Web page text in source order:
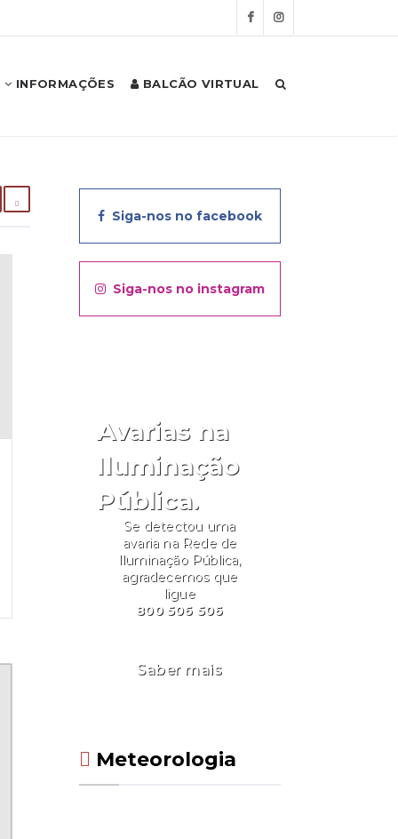
INFORMAÇÕES BALCÃO VIRTUAL
Siga-nos no facebook
Siga-nos no instagram
Avarias na
Iluminação
Pública.
Se detectou uma
avaria na Rede de
Iluminação Pública,
agradecemos que
ligue
800 506 506
Saber mais
Meteorologia